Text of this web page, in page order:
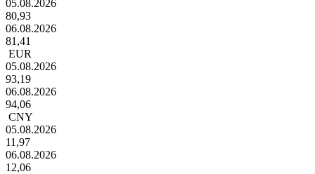
05.08.2026
80,93
06.08.2026
81,41
EUR
05.08.2026
93,19
06.08.2026
94,06
CNY
05.08.2026
11,97
06.08.2026
12,06